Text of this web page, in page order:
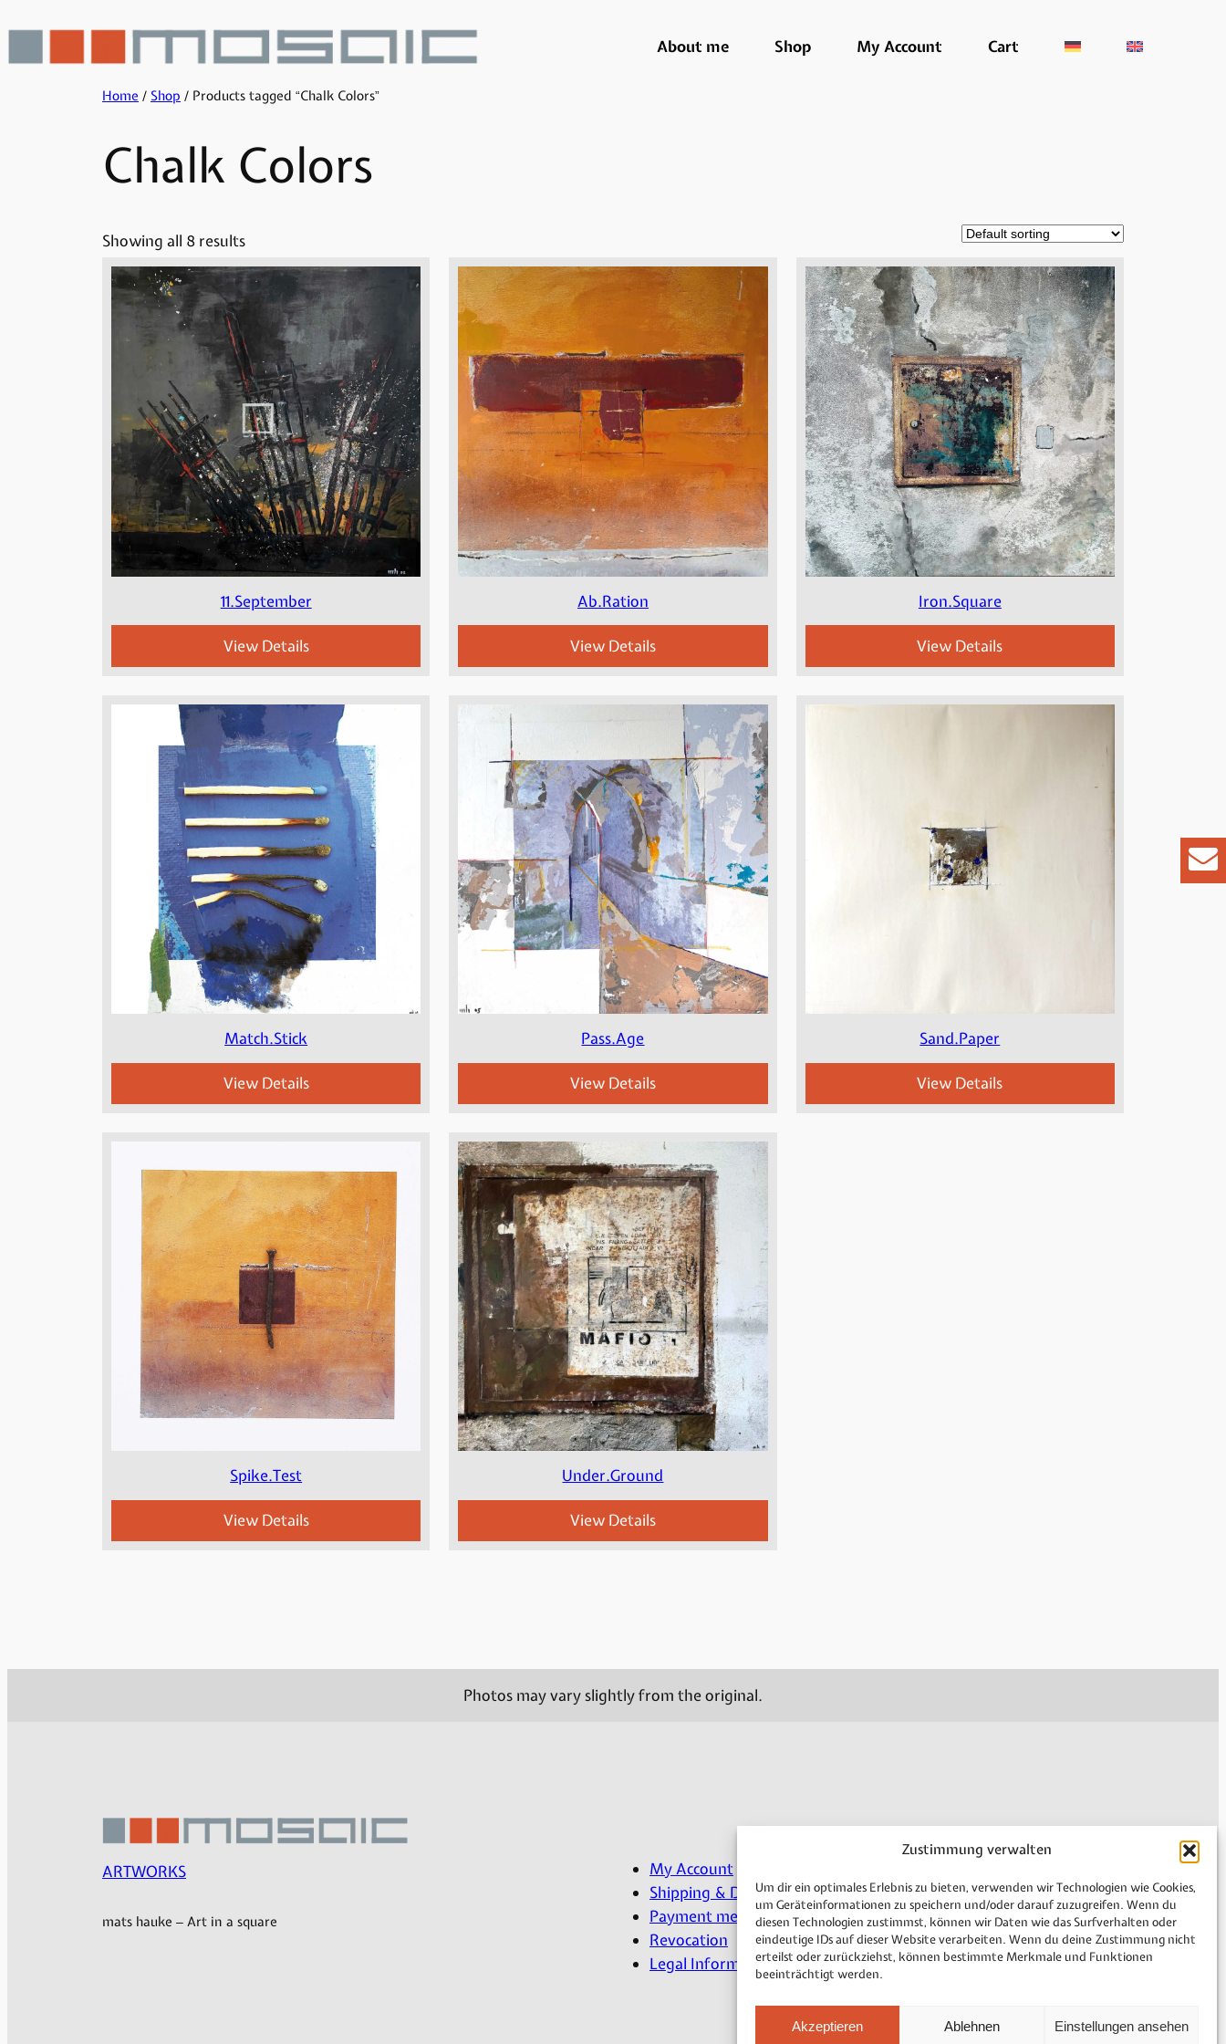
Zustimmung verwalten
Um dir ein optimales Erlebnis zu bieten, verwenden wir Technologien wie Cookies,
um Geräteinformationen zu speichern und/oder darauf zuzugreifen. Wenn du
diesen Technologien zustimmst, können wir Daten wie das Surfverhalten oder
eindeutige IDs auf dieser Website verarbeiten. Wenn du deine Zustimmung nicht
erteilst oder zurückziehst, können bestimmte Merkmale und Funktionen
beeinträchtigt werden.
Akzeptieren Ablehnen Einstellungen ansehen
content
About me Shop My Account Cart
Home / Shop / Products tagged “Chalk Colors”
Chalk Colors
Showing all 8 results
11.September
View Details
Ab.Ration
View Details
Iron.Square
View Details
Match.Stick
View Details
Pass.Age
View Details
Sand.Paper
View Details
Spike.Test
View Details
Under.Ground
View Details
Photos may vary slightly from the original.
ARTWORKS
mats hauke – Art in a square
My Account
Shipping & Delivery
Payment methods
Revocation
Legal Information
Privacy policy
Cookie Directive (EU)
General Terms and Conditions
Sitemap